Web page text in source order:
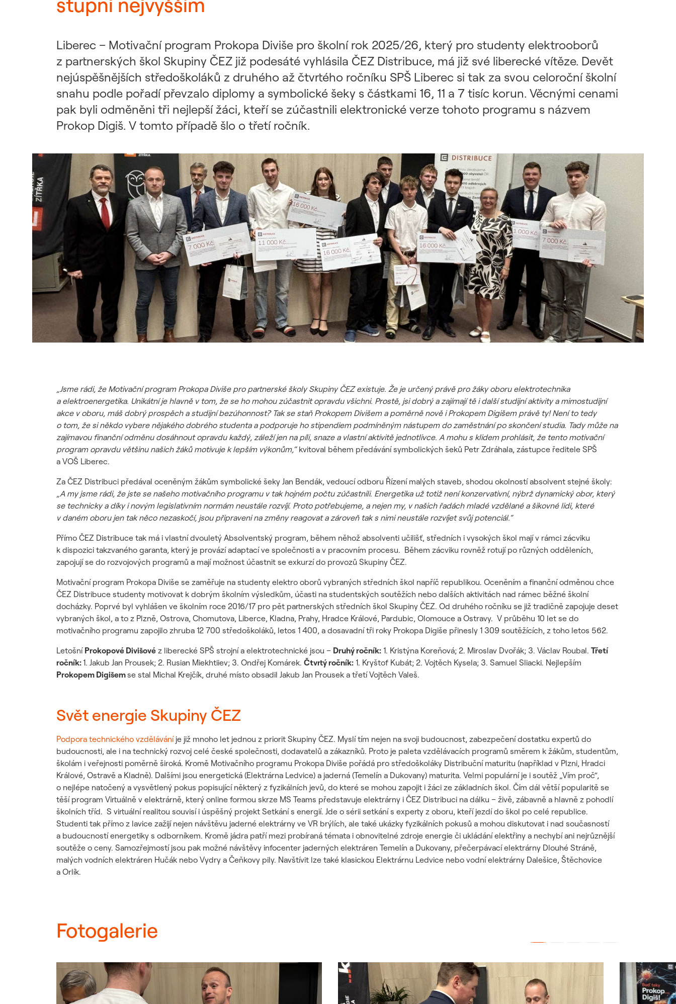
Udržitelný dodavatelský
řetězec / ESG dotazník
Liberec – Motivační program Prokopa Diviše pro školní rok 2025/26, který pro studenty elektrooborů
z partnerských škol Skupiny ČEZ již podesáté vyhlásila ČEZ Distribuce, má již své liberecké vítěze. Devět
nejúspěšnějších středoškoláků z druhého až čtvrtého ročníku SPŠ Liberec si tak za svou celoroční školní
snahu podle pořadí převzalo diplomy a symbolické šeky s částkami 16, 11 a 7 tisíc korun. Věcnými cenami
pak byli odměněni tři nejlepší žáci, kteří se zúčastnili elektronické verze tohoto programu s názvem
Prokop Digiš. V tomto případě šlo o třetí ročník.
„Jsme rádi, že Motivační program Prokopa Diviše pro partnerské školy Skupiny ČEZ existuje. Že je určený právě pro žáky oboru elektrotechnika
a elektroenergetika. Unikátní je hlavně v tom, že se ho mohou zúčastnit opravdu všichni. Prostě, jsi dobrý a zajímají tě i další studijní aktivity a mimostudijní
akce v oboru, máš dobrý prospěch a studijní bezúhonnost? Tak se staň Prokopem Divišem a poměrně nově i Prokopem Digišem právě ty! Není to tedy
o tom, že si někdo vybere nějakého dobrého studenta a podporuje ho stipendiem podmíněným nástupem do zaměstnání po skončení studia. Tady může na
zajímavou finanční odměnu dosáhnout opravdu každý, záleží jen na píli, snaze a vlastní aktivitě jednotlivce. A mohu s klidem prohlásit, že tento motivační
program opravdu většinu našich žáků motivuje k lepším výkonům,“kvitoval během předávání symbolických šeků Petr Zdráhala, zástupce ředitele SPŠ
a VOŠ Liberec.
Za ČEZ Distribuci předával oceněným žákům symbolické šeky Jan Bendák, vedoucí odboru Řízení malých staveb, shodou okolností absolvent stejné školy:
„A my jsme rádi, že jste se našeho motivačního programu v tak hojném počtu zúčastnili. Energetika už totiž není konzervativní, nýbrž dynamický obor, který
se technicky a díky i novým legislativním normám neustále rozvíjí. Proto potřebujeme, a nejen my, v našich řadách mladé vzdělané a šikovné lidi, které
v daném oboru jen tak něco nezaskočí, jsou připraveni na změny reagovat a zároveň tak s nimi neustále rozvíjet svůj potenciál.“
Přímo ČEZ Distribuce tak má i vlastní dvouletý Absolventský program, během něhož absolventi učilišť, středních i vysokých škol mají v rámci zácviku
k dispozici takzvaného garanta, který je provází adaptací ve společnosti a v pracovním procesu. Během zácviku rovněž rotují po různých odděleních,
zapojují se do rozvojových programů a mají možnost účastnit se exkurzí do provozů Skupiny ČEZ.
Motivační program Prokopa Diviše se zaměřuje na studenty elektro oborů vybraných středních škol napříč republikou. Oceněním a finanční odměnou chce
ČEZ Distribuce studenty motivovat k dobrým školním výsledkům, účasti na studentských soutěžích nebo dalších aktivitách nad rámec běžné školní
docházky. Poprvé byl vyhlášen ve školním roce 2016/17 pro pět partnerských středních škol Skupiny ČEZ. Od druhého ročníku se již tradičně zapojuje deset
vybraných škol, a to z Plzně, Ostrova, Chomutova, Liberce, Kladna, Prahy, Hradce Králové, Pardubic, Olomouce a Ostravy. V průběhu 10 let se do
motivačního programu zapojilo zhruba 12 700 středoškoláků, letos 1 400, a dosavadní tři roky Prokopa Digiše přinesly 1 309 soutěžících, z toho letos 562.
Letošní Prokopové Divišové z liberecké SPŠ strojní a elektrotechnické jsou – Druhý ročník: 1. Kristýna Koreňová; 2. Miroslav Dvořák; 3. Václav Roubal. Třetí
ročník:1. Jakub Jan Prousek; 2. Rusian Miekhtiiev; 3. Ondřej Komárek. Čtvrtý ročník: 1. Kryštof Kubát; 2. Vojtěch Kysela; 3. Samuel Sliacki. Nejlepším
Prokopem Digišemse stal Michal Krejčík, druhé místo obsadil Jakub Jan Prousek a třetí Vojtěch Valeš.
Svět energie Skupiny ČEZ
Podpora technického vzděláváníje již mnoho let jednou z priorit Skupiny ČEZ. Myslí tím nejen na svoji budoucnost, zabezpečení dostatku expertů do
budoucnosti, ale i na technický rozvoj celé české společnosti, dodavatelů a zákazníků. Proto je paleta vzdělávacích programů směrem k žákům, studentům,
školám i veřejnosti poměrně široká. Kromě Motivačního programu Prokopa Diviše pořádá pro středoškoláky Distribuční maturitu (například v Plzni, Hradci
Králové, Ostravě a Kladně). Dalšími jsou energetická (Elektrárna Ledvice) a jaderná (Temelín a Dukovany) maturita. Velmi populární je i soutěž „Vím proč“,
o nejlépe natočený a vysvětlený pokus popisující některý z fyzikálních jevů, do které se mohou zapojit i žáci ze základních škol. Čím dál větší popularitě se
těší program Virtuálně v elektrárně, který online formou skrze MS Teams představuje elektrárny i ČEZ Distribuci na dálku – živě, zábavně a hlavně z pohodlí
školních tříd. S virtuální realitou souvisí i úspěšný projekt Setkání s energií. Jde o sérii setkání s experty z oboru, kteří jezdí do škol po celé republice.
Studenti tak přímo z lavice zažijí nejen návštěvu jaderné elektrárny ve VR brýlích, ale také ukázky fyzikálních pokusů a mohou diskutovat i nad současností
a budoucností energetiky s odborníkem. Kromě jádra patří mezi probíraná témata i obnovitelné zdroje energie či ukládání elektřiny a nechybí ani nejrůznější
soutěže o ceny. Samozřejmostí jsou pak možné návštěvy infocenter jaderných elektráren Temelín a Dukovany, přečerpávací elektrárny Dlouhé Stráně,
malých vodních elektráren Hučák nebo Vydry a Čeňkovy pily. Navštívit lze také klasickou Elektrárnu Ledvice nebo vodní elektrárny Dalešice, Štěchovice
a Orlík.
Fotogalerie